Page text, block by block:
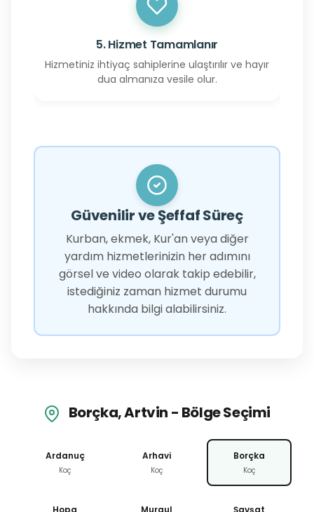
5. Hizmet Tamamlanır
Hizmetiniz ihtiyaç sahiplerine ulaştırılır ve hayır
dua almanıza vesile olur.
Güvenilir ve Şeffaf Süreç
Kurban, ekmek, Kur'an veya diğer
yardım hizmetlerinizin her adımını
görsel ve video olarak takip edebilir,
istediğiniz zaman hizmet durumu
hakkında bilgi alabilirsiniz.
Borçka, Artvin - Bölge Seçimi
Ardanuç
Koç
Arhavi
Koç
Borçka
Koç
Hopa Murgul Şavşat